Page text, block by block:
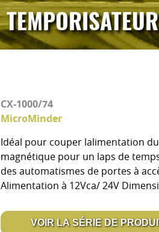
CX-1000/74
MicroMinder
Idéal pour couper lalimentation
magnétique pour un laps de
des automatismes de portes à
Alimentation à 12Vca/ 24V
VOIR LA SÉRIE DE